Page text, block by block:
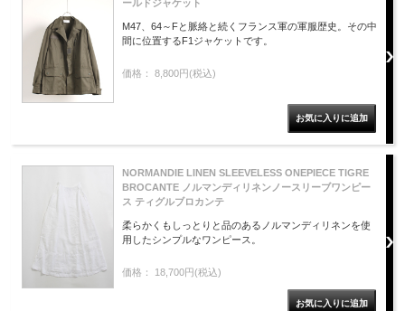
ールドジャケット
M47、64～Fと脈絡と続くフランス軍の軍服歴史。その中
間に位置するF1ジャケットです。
価格： 8,800円(税込)
NORMANDIE LINEN SLEEVELESS ONEPIECE TIGRE
BROCANTE ノルマンディリネンノースリーブワンピー
ス ティグルブロカンテ
柔らかくもしっとりと品のあるノルマンディリネンを使
用したシンプルなワンピース。
価格： 18,700円(税込)